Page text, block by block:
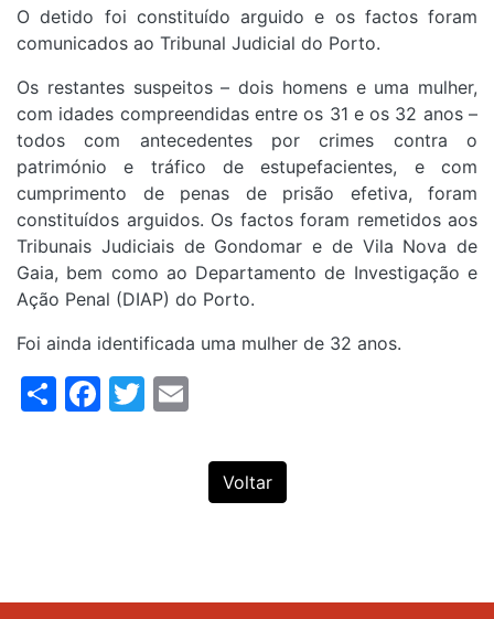
O detido foi constituído arguido e os factos foram
comunicados ao Tribunal Judicial do Porto.
Os restantes suspeitos – dois homens e uma mulher,
com idades compreendidas entre os 31 e os 32 anos –
todos com antecedentes por crimes contra o
património e tráfico de estupefacientes, e com
cumprimento de penas de prisão efetiva, foram
constituídos arguidos. Os factos foram remetidos aos
Tribunais Judiciais de Gondomar e de Vila Nova de
Gaia, bem como ao Departamento de Investigação e
Ação Penal (DIAP) do Porto.
Foi ainda identificada uma mulher de 32 anos.
ShareFacebook
Twitter
Voltar